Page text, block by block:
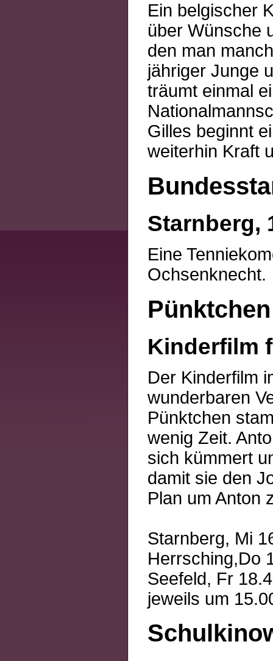
Ein belgischer
über Wünsche
den man
jähriger Junge
träumt einmal
Gilles beginnt
weiterhin Kraft
Starnberg,
Eine
Ochsenknecht.
Kinderfilm
Der Kinderfilm
wunderbaren
Pünktchen
wenig Zeit.
sich kümmert
damit sie den
Plan um Anton
Starnberg, Mi
Herrsching,Do
Seefeld, Fr
jeweils um